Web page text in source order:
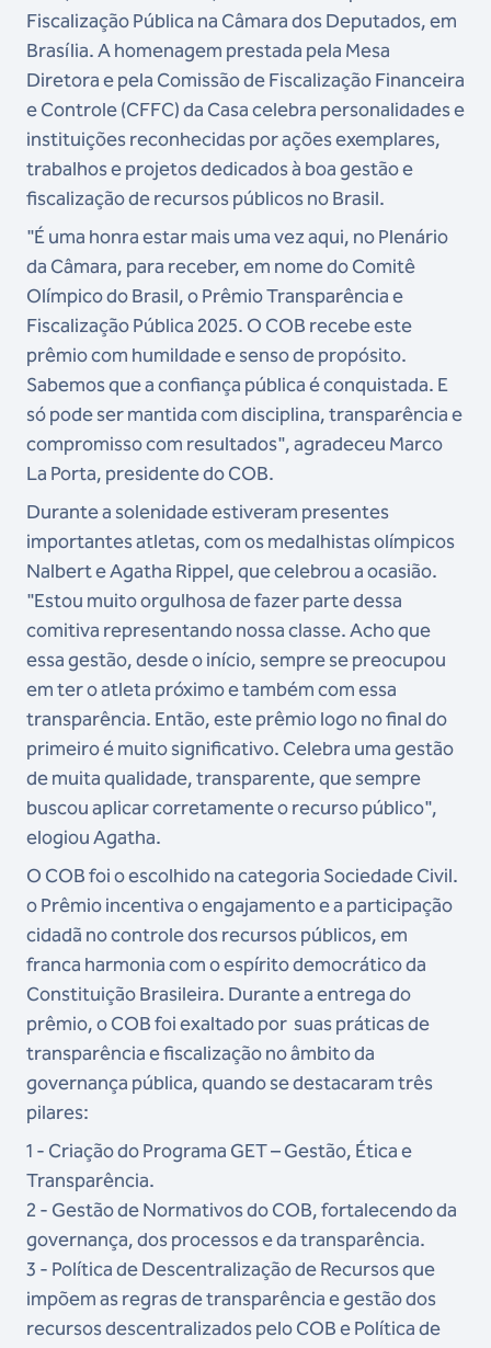
Fiscalização Pública na Câmara dos Deputados, em
Brasília. A homenagem prestada pela Mesa
Diretora e pela Comissão de Fiscalização Financeira
e Controle (CFFC) da Casa celebra personalidades e
instituições reconhecidas por ações exemplares,
trabalhos e projetos dedicados à boa gestão e
fiscalização de recursos públicos no Brasil.
"É uma honra estar mais uma vez aqui, no Plenário
da Câmara, para receber, em nome do Comitê
Olímpico do Brasil, o Prêmio Transparência e
Fiscalização Pública 2025. O COB recebe este
prêmio com humildade e senso de propósito.
Sabemos que a confiança pública é conquistada. E
só pode ser mantida com disciplina, transparência e
compromisso com resultados", agradeceu Marco
La Porta, presidente do COB.
Durante a solenidade estiveram presentes
importantes atletas, com os medalhistas olímpicos
Nalbert e Agatha Rippel, que celebrou a ocasião.
"Estou muito orgulhosa de fazer parte dessa
comitiva representando nossa classe. Acho que
essa gestão, desde o início, sempre se preocupou
em ter o atleta próximo e também com essa
transparência. Então, este prêmio logo no final do
primeiro é muito significativo. Celebra uma gestão
de muita qualidade, transparente, que sempre
buscou aplicar corretamente o recurso público",
elogiou Agatha.
O COB foi o escolhido na categoria Sociedade Civil.
o Prêmio incentiva o engajamento e a participação
cidadã no controle dos recursos públicos, em
franca harmonia com o espírito democrático da
Constituição Brasileira. Durante a entrega do
prêmio, o COB foi exaltado por suas práticas de
transparência e fiscalização no âmbito da
governança pública, quando se destacaram três
pilares:
1 - Criação do Programa GET – Gestão, Ética e
Transparência.
2 - Gestão de Normativos do COB, fortalecendo da
governança, dos processos e da transparência.
3 - Política de Descentralização de Recursos que
impõem as regras de transparência e gestão dos
recursos descentralizados pelo COB e Política de